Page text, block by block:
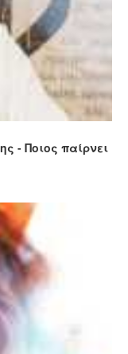
- Ποιος παίρνει